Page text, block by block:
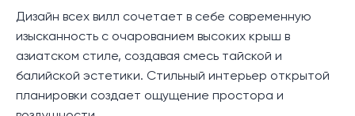
Дизайн всех вилл сочетает в себе современную
изысканность с очарованием высоких крыш в
азиатском стиле, создавая смесь тайской и
балийской эстетики. Стильный интерьер открытой
планировки создает ощущение простора и